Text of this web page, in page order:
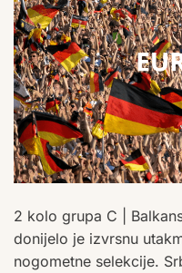
2 kolo grupa C |
donijelo je izvrsnu
nogometne selekcije.